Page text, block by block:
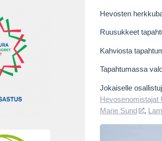
Hevosten
Ruusukkeet
Kahviosta
Tapahtumassa
Jokaiselle
Hevosenomistajat
Marie Sund
,